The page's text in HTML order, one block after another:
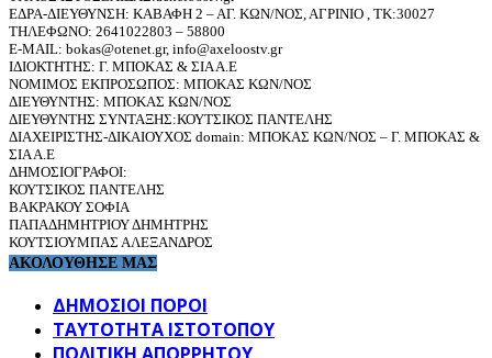
ΕΔΡΑ-ΔΙΕΥΘΥΝΣΗ: ΚΑΒΑΦΗ 2 – ΑΓ. ΚΩΝ/ΝΟΣ, ΑΓΡΙΝΙΟ , ΤΚ:30027
ΤΗΛΕΦΩΝΟ: 2641022803 – 58800
E-MAIL: bokas@otenet.gr, info@axeloostv.gr
ΙΔΙΟΚΤΗΤΗΣ: Γ. ΜΠΟΚΑΣ & ΣΙΑ Α.Ε
ΝΟΜΙΜΟΣ ΕΚΠΡΟΣΩΠΟΣ: ΜΠΟΚΑΣ ΚΩΝ/ΝΟΣ
ΔΙΕΥΘΥΝΤΗΣ: ΜΠΟΚΑΣ ΚΩΝ/ΝΟΣ
ΔΙΕΥΘΥΝΤΗΣ ΣΥΝΤΑΞΗΣ:ΚΟΥΤΣΙΚΟΣ ΠΑΝΤΕΛΗΣ
ΔΙΑΧΕΙΡΙΣΤΗΣ-ΔΙΚΑΙΟΥΧΟΣ domain: ΜΠΟΚΑΣ ΚΩΝ/ΝΟΣ – Γ. ΜΠΟΚΑΣ &
ΣΙΑ Α.Ε
ΔΗΜΟΣΙΟΓΡΑΦΟΙ:
ΚΟΥΤΣΙΚΟΣ ΠΑΝΤΕΛΗΣ
ΒΑΚΡΑΚΟΥ ΣΟΦΙΑ
ΠΑΠΑΔΗΜΗΤΡΙΟΥ ΔΗΜΗΤΡΗΣ
ΚΟΥΤΣΙΟΥΜΠΑΣ ΑΛΕΞΑΝΔΡΟΣ
ΑΚΟΛΟΥΘΗΣΕ ΜΑΣ
ΔΗΜΟΣΙΟΙ ΠΟΡΟΙ
ΤΑΥΤΌΤΗΤΑ ΙΣΤΌΤΟΠΟΥ